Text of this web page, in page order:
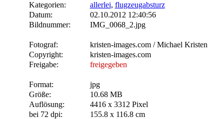
Kategorien: allerlei, flugzeugabsturz
Datum:
02.10.2012 12:40:56
Bildnummer:
IMG_0068_2.jpg
Fotograf:
kristen-images.com / Michael Kristen
Copyright:
kristen-images.com
Freigabe:
freigegeben
Format:
jpg
Größe:
10.68 MB
Auflösung:
4416 x 3312 Pixel
bei 72 dpi:
155.8 x 116.8 cm